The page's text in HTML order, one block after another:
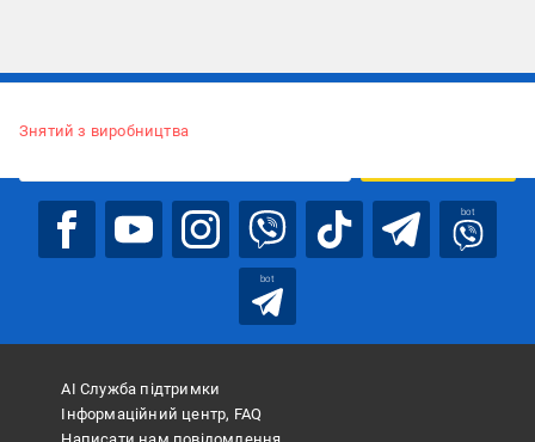
Знятий з виробництва
bot
bot
АІ Служба підтримки
Інформаційний центр, FAQ